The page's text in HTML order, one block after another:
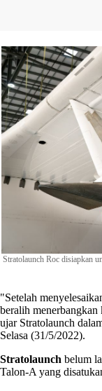
Stratolaunch Roc disiapkan
"Setelah
beralih menerbangkan
ujar Stratolaunch
Selasa (31/5/2022).
Stratolaunch belum
Talon-A yang